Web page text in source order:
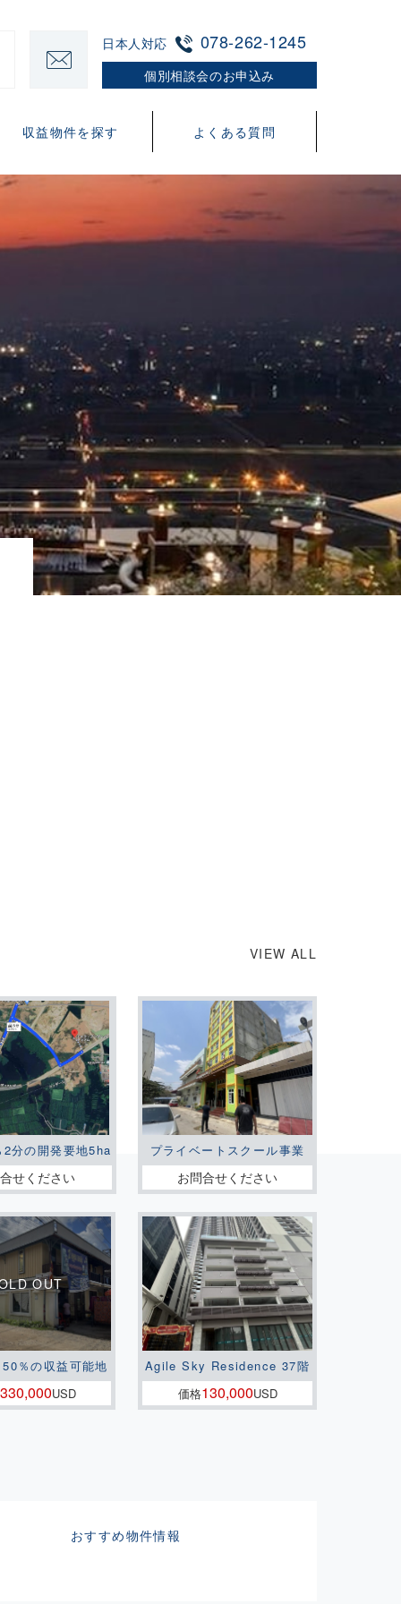
日本人対応 078-262-1245
個別相談会のお申込み
収益物件を探す よくある質問
VIEW ALL
分の開発要地5ha
せください
プライベートスクール事業
お問合せください
％の収益可能地
330,000USD
Agile Sky Residence 37階
価格130,000USD
おすすめ物件情報